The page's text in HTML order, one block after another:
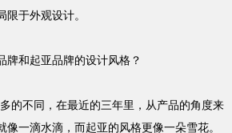
于外观设计。
和起亚品牌的设计风格？
不同，在最近的三年里，从产品的角度来
一滴水滴，而起亚的风格更像一朵雪花。